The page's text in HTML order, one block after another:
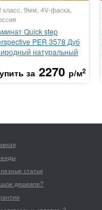
класс, 9мм, 4V-фаска,
Quick step
PER 3578 Дуб
натуральный
за 2270 р/м2
статьи
дешевле?